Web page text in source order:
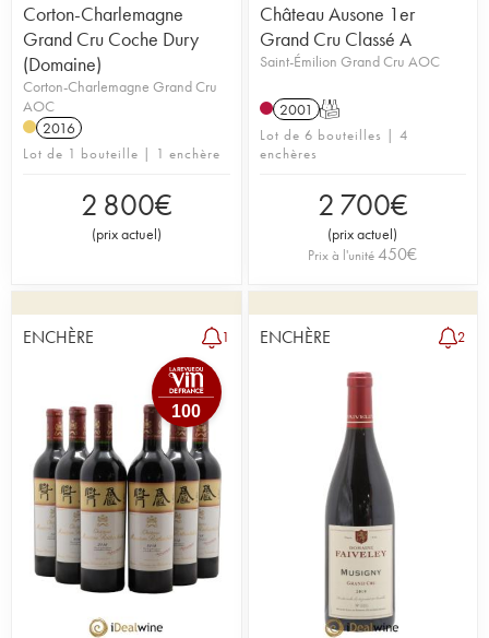
Corton-Charlemagne
Grand Cru Coche Dury
(Domaine)
Corton-Charlemagne Grand Cru
AOC
2016
Lot de 1 bouteille | 1 enchère
2 800€
(prix actuel)
Château Ausone 1er
Grand Cru Classé A
Saint-Émilion Grand Cru AOC
2001 T
Lot de 6 bouteilles | 4
enchères
2 700€
(prix actuel)
Prix à l'unité450€
ENCHÈRE 1
100
ENCHÈRE 2